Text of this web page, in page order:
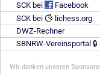
SCK bei
Facebook
SCK bei
lichess.org
DWZ-Rechner
SBNRW-Vereinsportal 🔒
Wir danken unseren